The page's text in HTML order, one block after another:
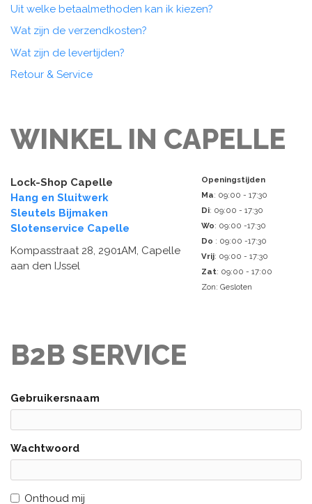
Uit welke betaalmethoden kan ik kiezen?
Wat zijn de verzendkosten?
Wat zijn de levertijden?
Retour & Service
WINKEL IN CAPELLE
Lock-Shop Capelle
Hang en Sluitwerk
Sleutels Bijmaken
Slotenservice Capelle
Kompasstraat 28, 2901AM, Capelle
aan den IJssel
Openingstijden
Ma: 09:00 - 17:30
Di: 09:00 - 17:30
Wo: 09:00 -17:30
Do : 09:00 -17:30
Vrij: 09:00 - 17:30
Zat: 09:00 - 17:00
Zon: Gesloten
B2B SERVICE
Gebruikersnaam
Wachtwoord
Onthoud mij